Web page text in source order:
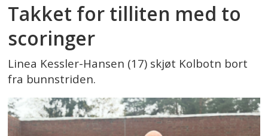
Takket for tilliten med to
scoringer
Linea Kessler-Hansen (17) skjøt Kolbotn bort
fra bunnstriden.